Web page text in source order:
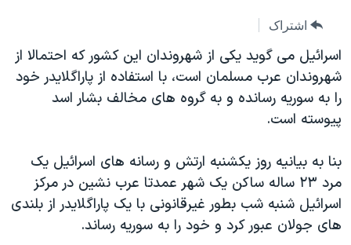
جهش
به
جستجوویژه برنامه‌ها
ویدیوها
فرهنگ و زندگی
حقوق شهروندی
اقتصادی
علم و فناوری
۲۵۰سالگی آمریکا
بایگانی برنامه‌های تلویزیونی
مستندها
انتخابات ریاست جمهوری آمریکا ۲۰۲۴
حمله جمهوری اسلامی به اسرائیل
رمز مهسا
فرکانس‌های صدای آمریکا
یادگیری زبان انگلیسی
دنبال کنید
زبانهای مختلف
اشتراک
اسرائیل می گوید یکی از شهروندان این کشور که احتمالا از
شهروندان عرب مسلمان است، با استفاده از پاراگلایدر خود
را به سوریه رسانده و به گروه های مخالف بشار اسد
پیوسته است.
بنا به بیانیه روز یکشنبه ارتش و رسانه های اسرائیل یک
مرد ۲۳ ساله ساکن یک شهر عمدتا عرب نشین در مرکز
اسرائیل شنبه شب بطور غیرقانونی با یک پاراگلایدر از بلندی
های جولان عبور کرد و خود را به سوریه رساند.